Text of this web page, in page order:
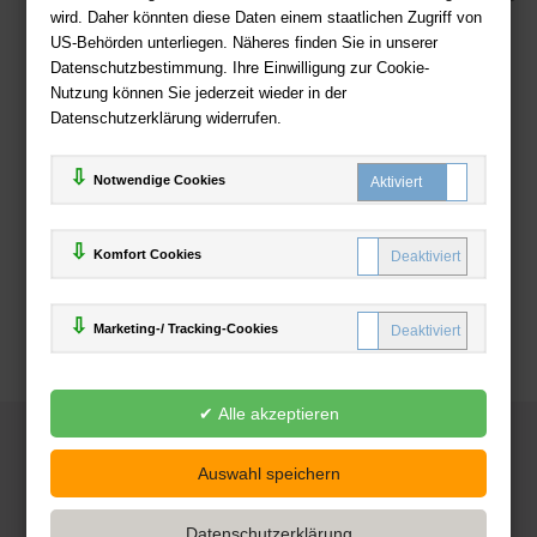
wird. Daher könnten diese Daten einem staatlichen Zugriff von
US-Behörden unterliegen. Näheres finden Sie in unserer
Datenschutzbestimmung. Ihre Einwilligung zur Cookie-
Nutzung können Sie jederzeit wieder in der
Datenschutzerklärung widerrufen.
Notwendige Cookies
Komfort Cookies
Marketing-/ Tracking-Cookies
Zahlweisen
Deutsche-Buchhandlung.de
www.deutsche-buchhandlung.de ist ein Angebot der
Handelsgesellschaft mbH
Powered by Inooga